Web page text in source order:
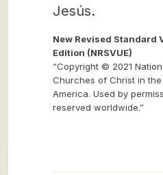
Jesús.
New Revised Standard
Edition (NRSVUE)
“Copyright © 2021
Churches of Christ in
America. Used by
reserved worldwide.”